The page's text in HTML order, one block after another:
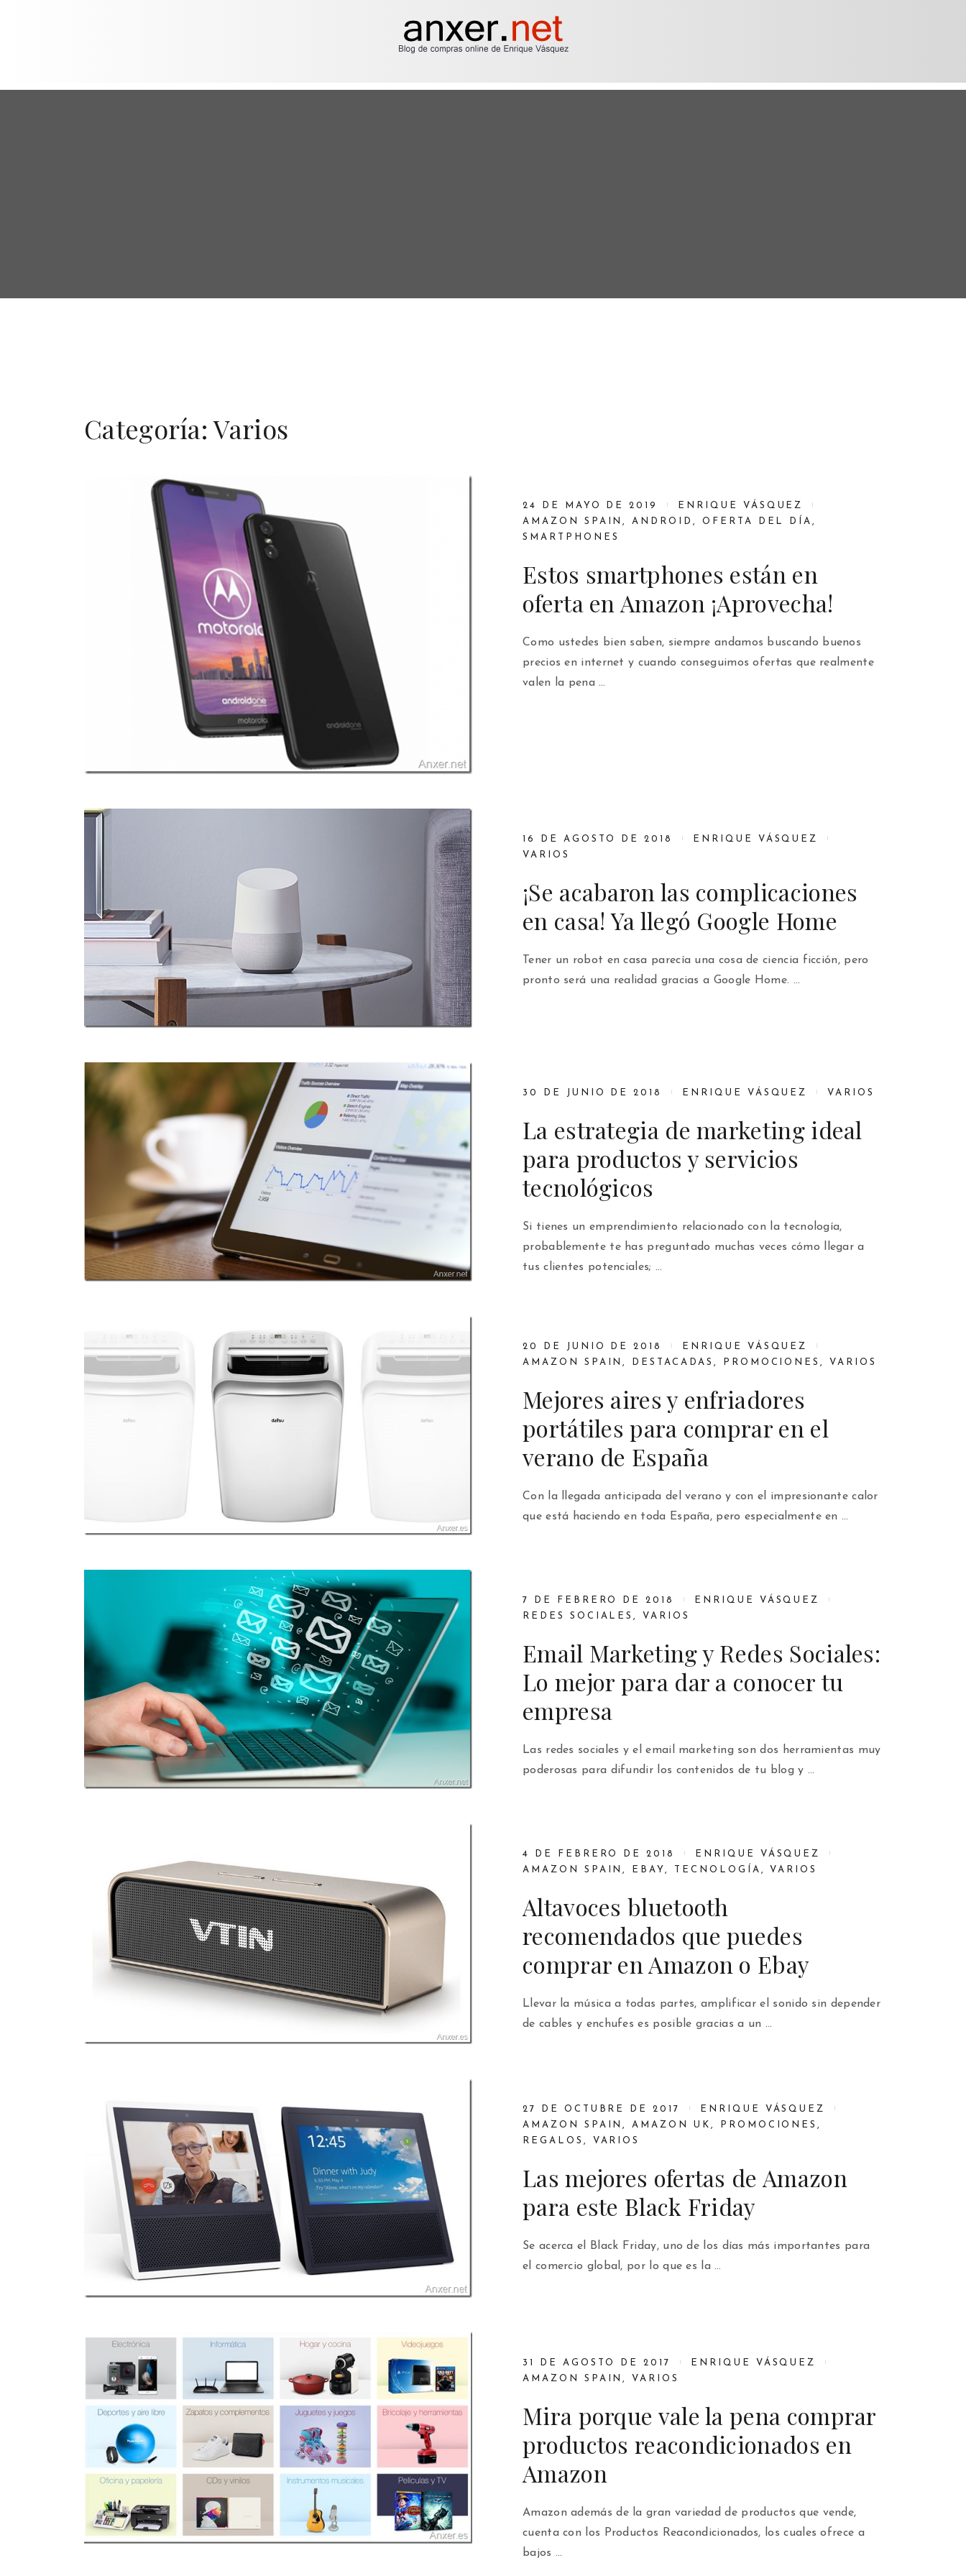
Categoría:Varios
24 DE MAYO DE 2019
ENRIQUE VÁSQUEZ
AMAZON SPAIN,ANDROID , OFERTA DEL DÍA,
SMARTPHONES
Estos smartphones están en
oferta en Amazon ¡Aprovecha!
Como ustedes bien saben, siempre andamos buscando buenos
precios en internet y cuando conseguimos ofertas que realmente
valen la pena …
16 DE AGOSTO DE 2018
ENRIQUE VÁSQUEZ
VARIOS
¡Se acabaron las complicaciones
en casa! Ya llegó Google Home
Tener un robot en casa parecía una cosa de ciencia ficción, pero
pronto será una realidad gracias a Google Home. …
30 DE JUNIO DE 2018 ENRIQUE VÁSQUEZ VARIOS
La estrategia de marketing ideal
para productos y servicios
tecnológicos
Si tienes un emprendimiento relacionado con la tecnología,
probablemente te has preguntado muchas veces cómo llegar a
tus clientes potenciales; …
20 DE JUNIO DE 2018
ENRIQUE VÁSQUEZ
AMAZON SPAIN, DESTACADAS , PROMOCIONES, VARIOS
Mejores aires y enfriadores
portátiles para comprar en el
verano de España
Con la llegada anticipada del verano y con el impresionante calor
que está haciendo en toda España, pero especialmente en …
7 DE FEBRERO DE 2018
ENRIQUE VÁSQUEZ
REDES SOCIALES, VARIOS
Email Marketing y Redes Sociales:
Lo mejor para dar a conocer tu
empresa
Las redes sociales y el email marketing son dos herramientas muy
poderosas para difundir los contenidos de tu blog y …
4 DE FEBRERO DE 2018
ENRIQUE VÁSQUEZ
AMAZON SPAIN, EBAY, TECNOLOGÍA , VARIOS
Altavoces bluetooth
recomendados que puedes
comprar en Amazon o Ebay
Llevar la música a todas partes, amplificar el sonido sin depender
de cables y enchufes es posible gracias a un …
27 DE OCTUBRE DE 2017
ENRIQUE VÁSQUEZ
AMAZON SPAIN,AMAZON UK , PROMOCIONES,
REGALOS , VARIOS
Las mejores ofertas de Amazon
para este Black Friday
Se acerca el Black Friday, uno de los días más importantes para
el comercio global, por lo que es la …
31 DE AGOSTO DE 2017
ENRIQUE VÁSQUEZ
AMAZON SPAIN, VARIOS
Mira porque vale la pena comprar
productos reacondicionados en
Amazon
Amazon además de la gran variedad de productos que vende,
cuenta con los Productos Reacondicionados, los cuales ofrece a
bajos …